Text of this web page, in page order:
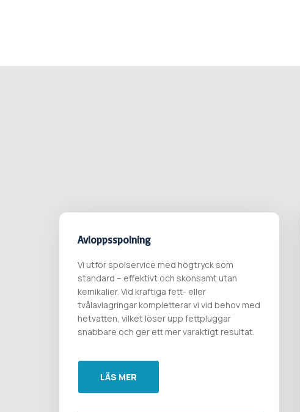
Avloppsspolning
Vi utför spolservice med högtryck som
standard – effektivt och skonsamt utan
kemikalier. Vid kraftiga fett- eller
tvålavlagringar kompletterar vi vid behov med
hetvatten, vilket löser upp fettpluggar
snabbare och ger ett mer varaktigt resultat.
LÄS MER